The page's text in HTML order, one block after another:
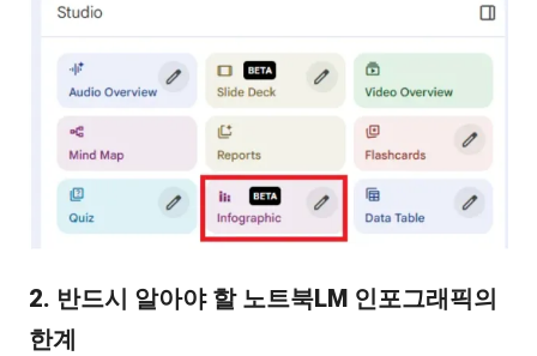
2. 반드시 알아야 할 노트북LM 인포그래픽의
한계